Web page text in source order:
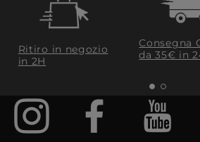
Ritiro in negozio
in 2H
Consegna
da 35€​ in